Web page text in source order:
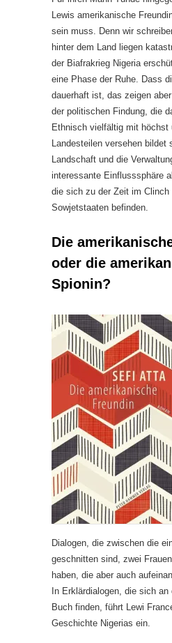
Lewis amerikanische
sein muss. Denn wir
hinter dem Land liegen
der Biafrakrieg Nigeria
eine Phase der Ruhe. Dass
dauerhaft ist, das zeigen
der politischen Findung, die
Ethnisch vielfältig mit höchst
Landesteilen versehen bildet
Landschaft und die
interessante Einflusssphäre
die sich zu der Zeit im Clinch
Sowjetstaaten befinden.
Die
oder die
Spionin?
Dialogen, die zwischen die
geschnitten sind, zwei
haben, die aber auch
In Erklärdialogen, die sich an
Buch finden, führt Lewi
Geschichte Nigerias ein.